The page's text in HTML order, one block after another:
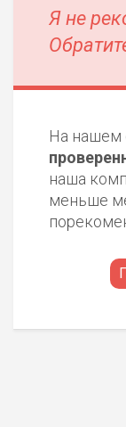
Я не
На нашем
наша
меньше